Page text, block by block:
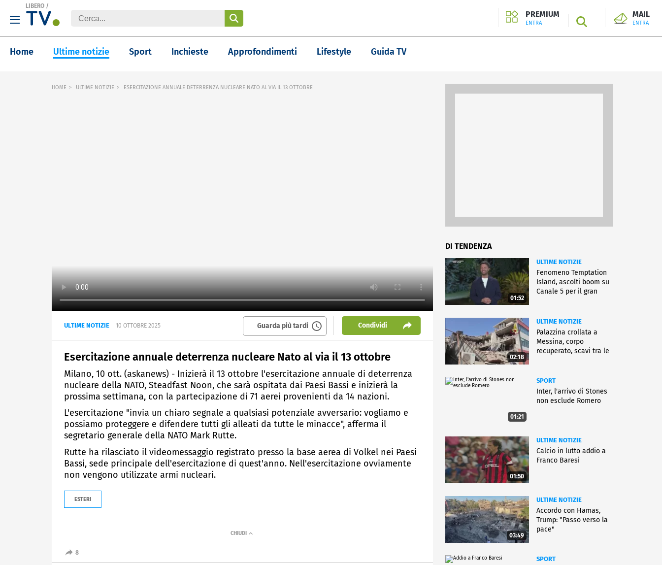
LIBERO /
PREMIUM
ENTRA SEARCH
MAIL
ENTRA
Home Ultime notizie Sport Inchieste Approfondimenti Lifestyle Guida TV
HOME ULTIME NOTIZIE ESERCITAZIONE ANNUALE DETERRENZA NUCLEARE NATO AL VIA IL 13 OTTOBRE
ULTIME NOTIZIE 10 OTTOBRE 2025 Guarda più tardi Condividi
Esercitazione annuale deterrenza nucleare Nato al via il 13 ottobre
Milano, 10 ott. (askanews) - Inizierà il 13 ottobre l'esercitazione annuale di deterrenza
nucleare della NATO, Steadfast Noon, che sarà ospitata dai Paesi Bassi e inizierà la
prossima settimana, con la partecipazione di 71 aerei provenienti da 14 nazioni.
L'esercitazione "invia un chiaro segnale a qualsiasi potenziale avversario: vogliamo e
possiamo proteggere e difendere tutti gli alleati da tutte le minacce", afferma il
segretario generale della NATO Mark Rutte.
Rutte ha rilasciato il videomessaggio registrato presso la base aerea di Volkel nei Paesi
Bassi, sede principale dell'esercitazione di quest'anno. Nell'esercitazione ovviamente
non vengono utilizzate armi nucleari.
ESTERI
8
DI TENDENZA
01:52
ULTIME NOTIZIE
Fenomeno Temptation
Island, ascolti boom su
Canale 5 per il gran
02:18
ULTIME NOTIZIE
Palazzina crollata a
Messina, corpo
recuperato, scavi tra le
01:21
SPORT
Inter, l'arrivo di Stones
non esclude Romero
01:50
ULTIME NOTIZIE
Calcio in lutto addio a
Franco Baresi
03:49
ULTIME NOTIZIE
Accordo con Hamas,
Trump: "Passo verso la
pace"
SPORT